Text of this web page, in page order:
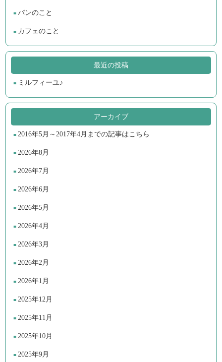
パンのこと
カフェのこと
最近の投稿
ミルフィーユ♪
アーカイブ
2016年5月～2017年4月までの記事はこちら
2026年8月
2026年7月
2026年6月
2026年5月
2026年4月
2026年3月
2026年2月
2026年1月
2025年12月
2025年11月
2025年10月
2025年9月